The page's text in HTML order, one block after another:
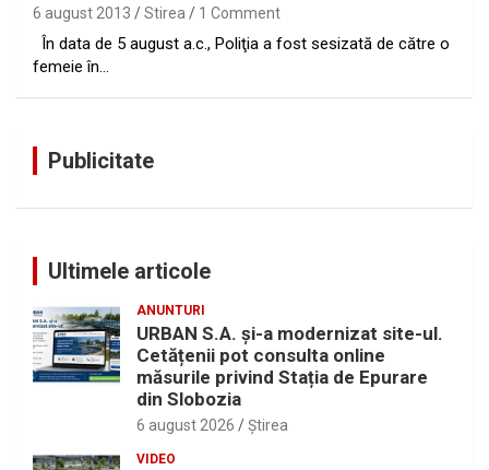
6 august 2013 Stirea 1 Comment
În data de 5 august a.c., Poliţia a fost sesizată de către o
femeie în…
Publicitate
Ultimele articole
ANUNTURI
URBAN S.A. și-a modernizat site-ul.
Cetățenii pot consulta online
măsurile privind Stația de Epurare
din Slobozia
6 august 2026 Ştirea
VIDEO